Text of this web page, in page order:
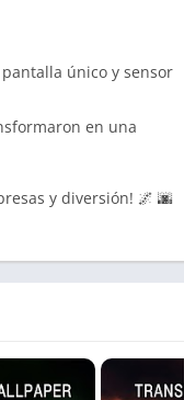
único y sensor
en una
y diversión! 🌌 🌆